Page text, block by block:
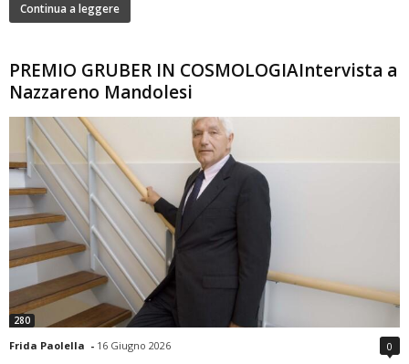
Continua a leggere
PREMIO GRUBER IN COSMOLOGIAIntervista a
Nazzareno Mandolesi
280
Frida Paolella - 16 Giugno 2026 0